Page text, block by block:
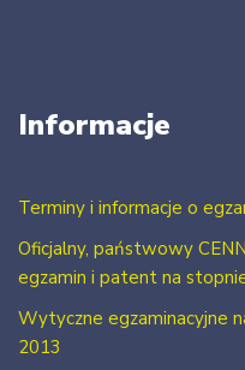
Informacje
Terminy i informacje o
Oficjalny, państwowy
egzamin i patent na
Wytyczne egzaminacyjne
2013